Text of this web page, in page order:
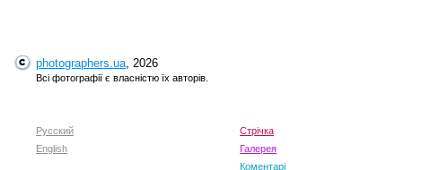
photographers.ua, 2026
Всі фотографії є власністю їх авторів.
Русский
English
Стрічка
Галерея
Коментарі